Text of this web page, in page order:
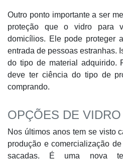
Outro ponto importante a ser
proteção que o vidro para
domicílios. Ele pode proteger
entrada de pessoas estranhas.
do tipo de material adquirido.
deve ter ciência do tipo de
comprando.
OPÇÕES DE
Nos últimos anos tem se visto
produção e comercialização
sacadas. É uma nova